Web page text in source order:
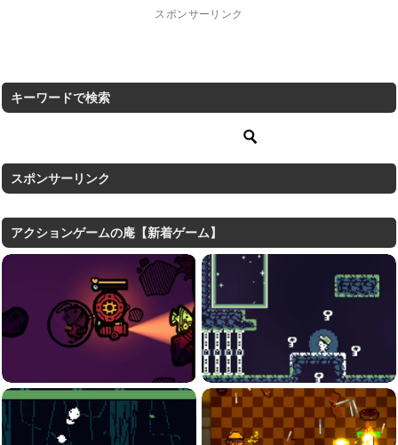
スポンサーリンク
キーワードで検索
スポンサーリンク
アクションゲームの庵【新着ゲーム】